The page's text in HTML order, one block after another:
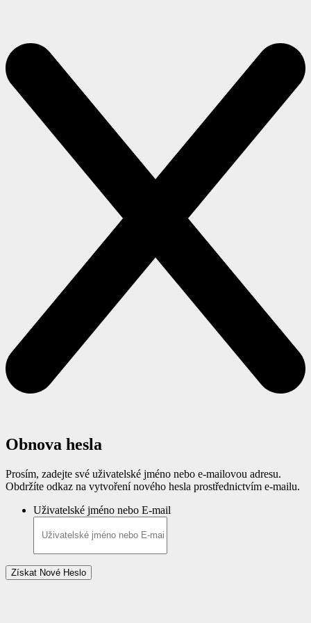
Obnova hesla
Prosím, zadejte své uživatelské jméno nebo e-mailovou adresu.
Obdržíte odkaz na vytvoření nového hesla prostřednictvím e-mailu.
Uživatelské jméno nebo E-mail